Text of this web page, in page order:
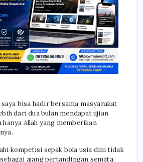
bisa hadir bersama masyarakat
dari dua bulan mendapat ujian
hanya Allah yang memberikan
kompetisi sepak bola usia dini tidak
ajang pertandingan semata,